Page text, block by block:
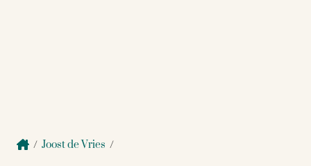
/ Joost de Vries /